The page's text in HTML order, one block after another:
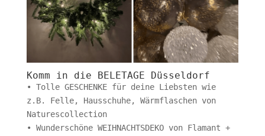
Komm in die BELETAGE Düsseldorf
• Tolle GESCHENKE für deine Liebsten wie
z.B. Felle, Hausschuhe, Wärmflaschen von
Naturescollection
• Wunderschöne WEIHNACHTSDEKO von Flamant +